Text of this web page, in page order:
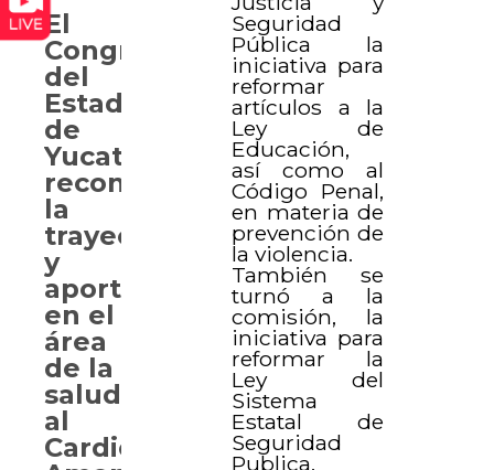
Seguridad
Pública la
iniciativa para
reformar
artículos a la
Ley de
Educación,
así como al
Código Penal,
en materia de
prevención de
la violencia.
También se
turnó a la
comisión, la
iniciativa para
reformar la
Ley del
Sistema
Estatal de
Seguridad
Publica.
El
Congreso
del
Estado
de
Yucatán
reconoce
la
trayectoria
y
aportaciones
en el
área
de la
salud
al
Cardiólogo